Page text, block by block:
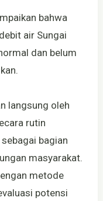
bahwa
air Sungai
dan belum
langsung oleh
rutin
bagian
masyarakat.
metode
potensi